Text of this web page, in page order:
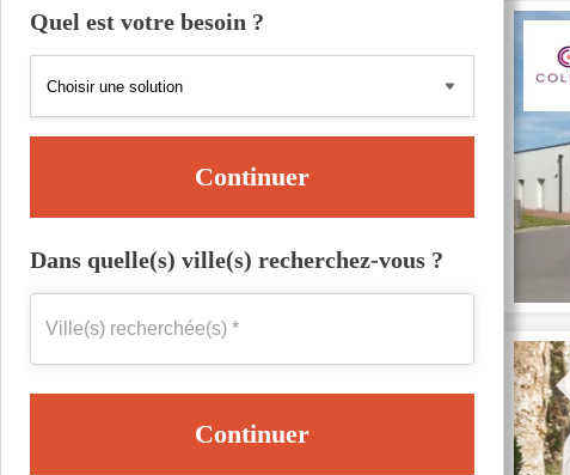
Quel est votre besoin ?
Continuer
Dans quelle(s) ville(s) recherchez-vous ?
Continuer